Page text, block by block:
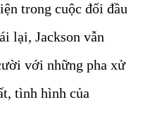
trong cuộc đối đầu
lại, Jackson vẫn
với những pha xử
tình hình của